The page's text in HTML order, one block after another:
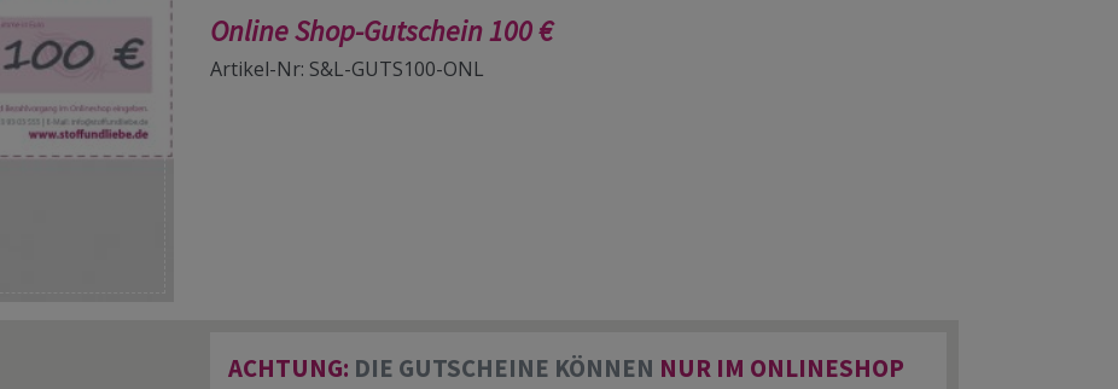
Online Shop-Gutschein 100 €
Artikel-Nr: S&L-GUTS100-ONL
ACHTUNG: DIE GUTSCHEINE KÖNNEN NUR IM ONLINESHOP